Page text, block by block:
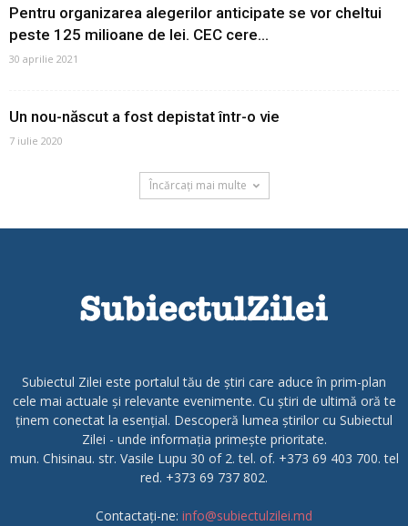
Pentru organizarea alegerilor anticipate se vor cheltui
peste 125 milioane de lei. CEC cere...
30 aprilie 2021
Un nou-născut a fost depistat într-o vie
7 iulie 2020
Încărcați mai multe
Subiectul Zilei este portalul tău de știri care aduce în prim-plan
cele mai actuale și relevante evenimente. Cu știri de ultimă oră te
ținem conectat la esențial. Descoperă lumea știrilor cu Subiectul
Zilei - unde informația primește prioritate.
mun. Chisinau. str. Vasile Lupu 30 of 2. tel. of. +373 69 403 700. tel
red. +373 69 737 802.
Contactați-ne: info@subiectulzilei.md